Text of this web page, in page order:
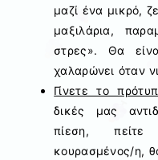
μαζί ένα μικρό,
μαξιλάρια,
στρες». Θα
χαλαρώνει όταν
Γίνετε το
δικές μας
πίεση,
κουρασμένος/η,